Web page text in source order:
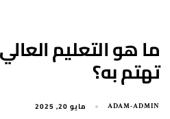
ما هو التعليم
تهتم به؟
ADAM-ADMIN مايو 20, 2025